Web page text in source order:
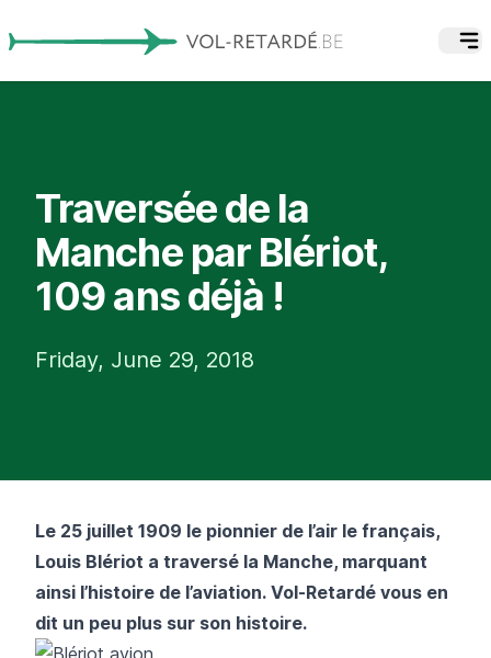
Traversée de la
Manche par Blériot,
109 ans déjà !
Friday, June 29, 2018
Le 25 juillet 1909 le pionnier de l’air le français,
Louis Blériot a traversé la Manche, marquant
ainsi l’histoire de l’aviation. Vol-Retardé vous en
dit un peu plus sur son histoire.